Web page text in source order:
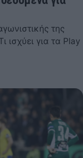
της
ισχύει για τα Play